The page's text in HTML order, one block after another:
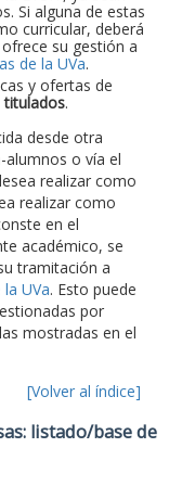
Si alguna de estas
curricular, deberá
su gestión a
de la UVa.
y ofertas de
titulados.
desde otra
o vía el
realizar como
realizar como
en el
académico, se
tramitación a
UVa. Esto puede
por
mostradas en el
[Volver al índice]
listado/base de